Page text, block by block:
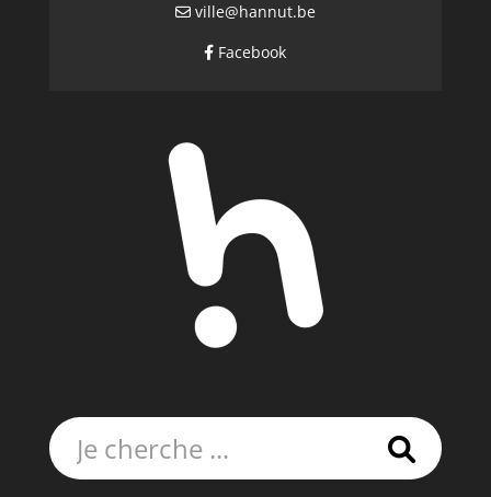
ville@hannut.be
Facebook